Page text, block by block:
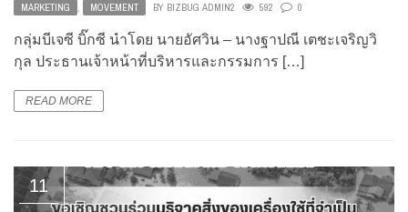
MARKETING , MOVEMENT BY BIZBUG ADMIN2 592 0
กลุ่มบีเจซี บิ๊กซี นำโดย นายอัศวิน – นางฐาปณี เตชะเจริญวิ
กุล ประธานเจ้าหน้าที่บริหารและกรรมการ […]
READ MORE
11